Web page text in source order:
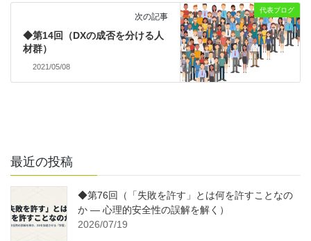
代表ブログ
次の記事
◆第14回（DXの成否を分ける人
材群）
2021/05/08
最近の投稿
◆第76回（「失敗を許す」とは何を許すことなの
か ― 心理的安全性の誤解を解く）
2026/07/19